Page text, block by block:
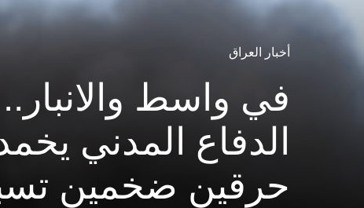
أخبار العراق
في واسط والانبار..
الدفاع المدني
حرقين ضخمين